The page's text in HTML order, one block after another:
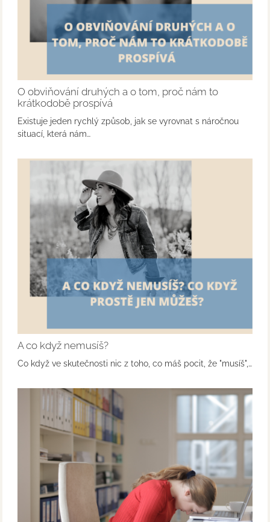
O obviňování druhých a o tom, proč nám to
krátkodobě prospívá
Existuje jeden rychlý způsob, jak se vyrovnat s náročnou
situací, která nám…
A co když nemusíš?
Co když ve skutečnosti nic z toho, co máš pocit, že "musíš",…